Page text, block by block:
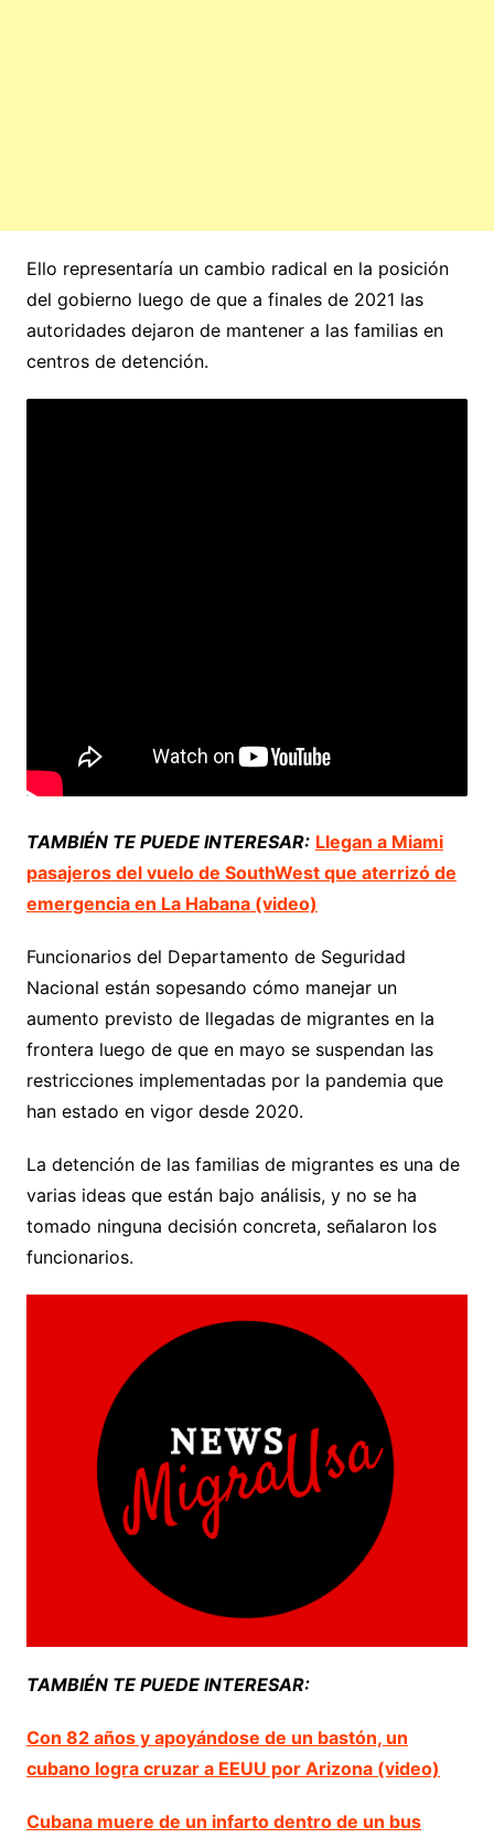
Ello representaría un cambio radical en la posición
del gobierno luego de que a finales de 2021 las
autoridades dejaron de mantener a las familias en
centros de detención.
TAMBIÉN TE PUEDE INTERESAR: Llegan a Miami
pasajeros del vuelo de SouthWest que aterrizó de
emergencia en La Habana (video)
Funcionarios del Departamento de Seguridad
Nacional están sopesando cómo manejar un
aumento previsto de llegadas de migrantes en la
frontera luego de que en mayo se suspendan las
restricciones implementadas por la pandemia que
han estado en vigor desde 2020.
La detención de las familias de migrantes es una de
varias ideas que están bajo análisis, y no se ha
tomado ninguna decisión concreta, señalaron los
funcionarios.
TAMBIÉN TE PUEDE INTERESAR:
Con 82 años y apoyándose de un bastón, un
cubano logra cruzar a EEUU por Arizona (video)
Cubana muere de un infarto dentro de un bus